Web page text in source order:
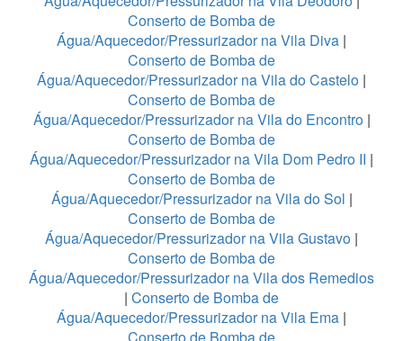
Conserto de Bomba de
Água/Aquecedor/Pressurizador na Vila Diva |
Conserto de Bomba de
Água/Aquecedor/Pressurizador na Vila do Castelo |
Conserto de Bomba de
Água/Aquecedor/Pressurizador na Vila do Encontro|
Conserto de Bomba de
Água/Aquecedor/Pressurizador na Vila Dom Pedro II |
Conserto de Bomba de
Água/Aquecedor/Pressurizador na Vila do Sol |
Conserto de Bomba de
Água/Aquecedor/Pressurizador na Vila Gustavo |
Conserto de Bomba de
Água/Aquecedor/Pressurizador na Vila dos Remedios
| Conserto de Bomba de
Água/Aquecedor/Pressurizador na Vila Ema |